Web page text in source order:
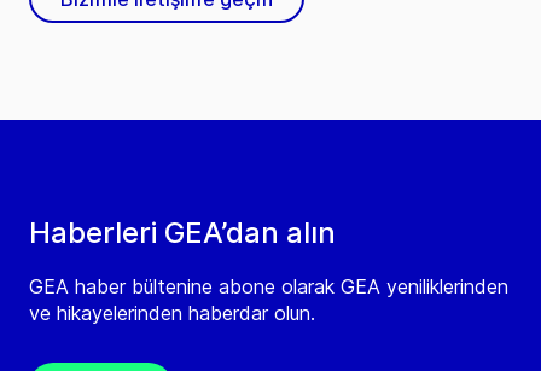
Haberleri GEA’dan alın
GEA haber bültenine abone olarak GEA yeniliklerinden
ve hikayelerinden haberdar olun.